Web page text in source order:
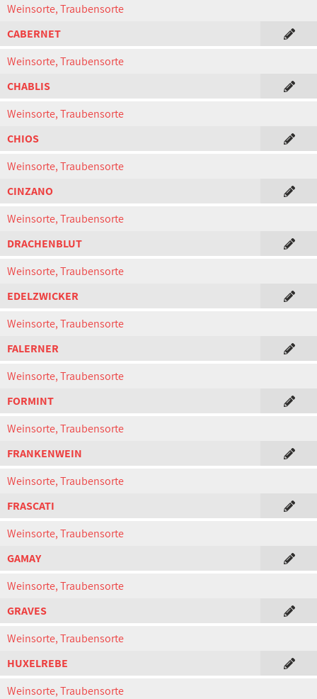
Weinsorte, Traubensorte
CABERNET
Weinsorte, Traubensorte
CHABLIS
Weinsorte, Traubensorte
CHIOS
Weinsorte, Traubensorte
CINZANO
Weinsorte, Traubensorte
DRACHENBLUT
Weinsorte, Traubensorte
EDELZWICKER
Weinsorte, Traubensorte
FALERNER
Weinsorte, Traubensorte
FORMINT
Weinsorte, Traubensorte
FRANKENWEIN
Weinsorte, Traubensorte
FRASCATI
Weinsorte, Traubensorte
GAMAY
Weinsorte, Traubensorte
GRAVES
Weinsorte, Traubensorte
HUXELREBE
Weinsorte, Traubensorte